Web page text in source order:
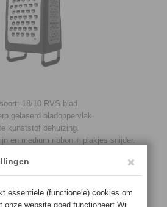
18/10 RVS blad.
gelaserd bladoppervlak.
kunststof behuizing.
en medium ribbon + plakjes snijder.
wegglijden te voorkomen.
bestendig.
harde kaassoorten, chocolade, kaneel,
gember, noten, uien en pepers.